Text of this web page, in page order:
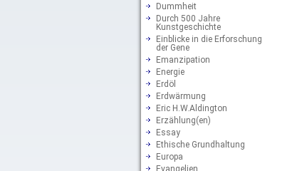
Dummheit
Durch 500 Jahre
Kunstgeschichte
Einblicke in die Erforschung
der Gene
Emanzipation
Energie
Erdöl
Erdwärmung
Eric H.W.Aldington
Erzählung(en)
Essay
Ethische Grundhaltung
Europa
Evangelien